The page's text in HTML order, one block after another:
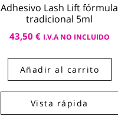
Adhesivo Lash Lift fórmula
tradicional 5ml
43,50 € I.V.A NO INCLUIDO
Añadir al carrito
Vista rápida